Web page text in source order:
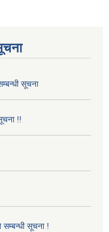
सूचना
!!
सम्बन्धी सूचना !